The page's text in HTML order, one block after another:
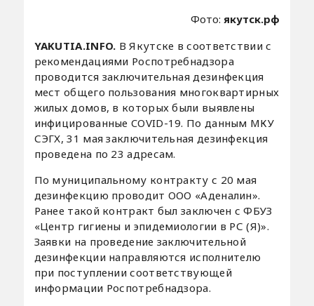
Фото:якутск.рф
YAKUTIA.INFO. В Якутске в соответствии с
рекомендациями Роспотребнадзора
проводится заключительная дезинфекция
мест общего пользования многоквартирных
жилых домов, в которых были выявлены
инфицированные COVID-19. По данным МКУ
СЭГХ, 31 мая заключительная дезинфекция
проведена по 23 адресам.
По муниципальному контракту с 20 мая
дезинфекцию проводит ООО «Аденалин».
Ранее такой контракт был заключен с ФБУЗ
«Центр гигиены и эпидемиологии в РС (Я)».
Заявки на проведение заключительной
дезинфекции направляются исполнителю
при поступлении соответствующей
информации Роспотребнадзора.